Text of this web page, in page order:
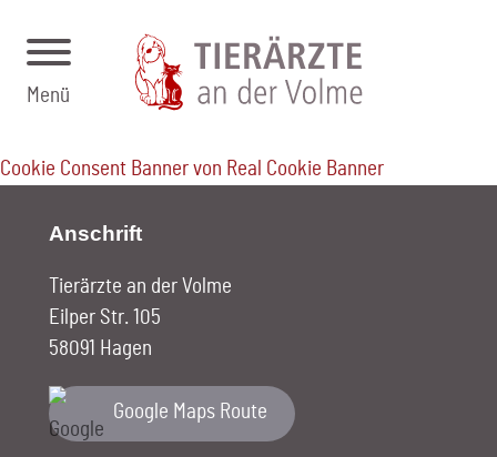
Menü
Cookie Consent Banner von Real Cookie Banner
Anschrift
Tierärzte an der Volme
Eilper Str. 105
58091 Hagen
Google Maps Route